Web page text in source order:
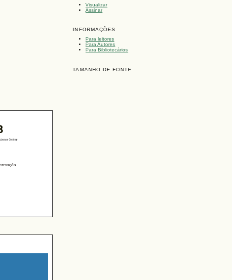
Visualizar
Assinar
INFORMAÇÕES
Para leitores
Para Autores
Para Bibliotecários
TAMANHO DE FONTE